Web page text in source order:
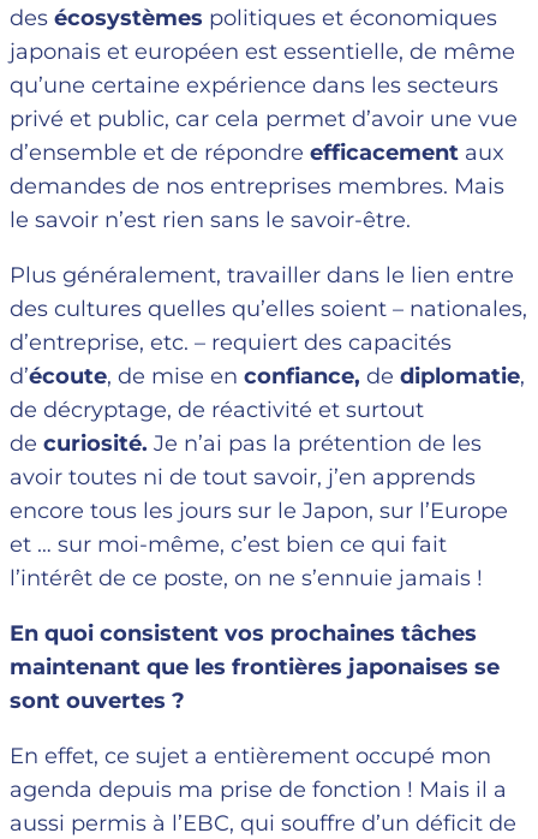
des écosystèmes politiques et économiques
japonais et européen est essentielle, de même
qu’une certaine expérience dans les secteurs
privé et public, car cela permet d’avoir une vue
d’ensemble et de répondre efficacement aux
demandes de nos entreprises membres. Mais
le savoir n’est rien sans le savoir-être.
Plus généralement, travailler dans le lien entre
des cultures quelles qu’elles soient – nationales,
d’entreprise, etc. – requiert des capacités
d’écoute, de mise en confiance, de diplomatie,
de décryptage, de réactivité et surtout
de curiosité. Je n’ai pas la prétention de les
avoir toutes ni de tout savoir, j’en apprends
encore tous les jours sur le Japon, sur l’Europe
et … sur moi-même, c’est bien ce qui fait
l’intérêt de ce poste, on ne s’ennuie jamais !
En quoi consistent vos prochaines tâches
maintenant que les frontières japonaises se
sont ouvertes ?
En effet, ce sujet a entièrement occupé mon
agenda depuis ma prise de fonction ! Mais il a
aussi permis à l’EBC, qui souffre d’un déficit de